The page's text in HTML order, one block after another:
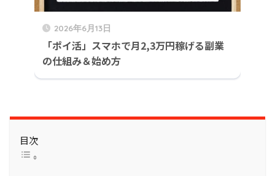
2026年6月13日
「ポイ活」スマホで月2,3万円稼げる副業
の仕組み＆始め方
目次